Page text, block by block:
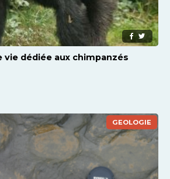
vie dédiée aux chimpanzés
GEOLOGIE